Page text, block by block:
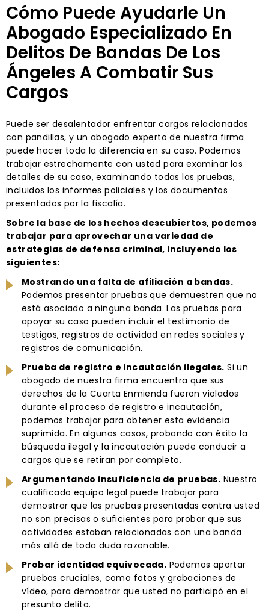
Cómo Puede Ayudarle Un
Abogado Especializado En
Delitos De Bandas De Los
Ángeles A Combatir Sus
Cargos
Puede ser desalentador enfrentar cargos relacionados
con pandillas, y un abogado experto de nuestra firma
puede hacer toda la diferencia en su caso. Podemos
trabajar estrechamente con usted para examinar los
detalles de su caso, examinando todas las pruebas,
incluidos los informes policiales y los documentos
presentados por la fiscalía.
Sobre la base de los hechos descubiertos, podemos
trabajar para aprovechar una variedad de
estrategias de defensa criminal, incluyendo los
siguientes:
Mostrando una falta de afiliación a bandas.
Podemos presentar pruebas que demuestren que no
está asociado a ninguna banda. Las pruebas para
apoyar su caso pueden incluir el testimonio de
testigos, registros de actividad en redes sociales y
registros de comunicación.
Prueba de registro e incautación ilegales. Si un
abogado de nuestra firma encuentra que sus
derechos de la Cuarta Enmienda fueron violados
durante el proceso de registro e incautación,
podemos trabajar para obtener esta evidencia
suprimida. En algunos casos, probando con éxito la
búsqueda ilegal y la incautación puede conducir a
cargos que se retiran por completo.
Argumentando insuficiencia de pruebas. Nuestro
cualificado equipo legal puede trabajar para
demostrar que las pruebas presentadas contra usted
no son precisas o suficientes para probar que sus
actividades estaban relacionadas con una banda
más allá de toda duda razonable.
Probar identidad equivocada. Podemos aportar
pruebas cruciales, como fotos y grabaciones de
vídeo, para demostrar que usted no participó en el
presunto delito.